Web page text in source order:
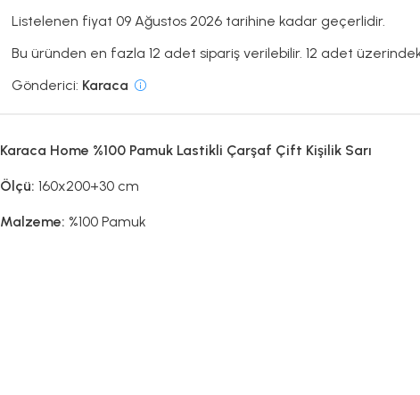
Listelenen fiyat 09 Ağustos 2026 tarihine kadar geçerlidir.
Bu üründen en fazla 12 adet sipariş verilebilir. 12 adet
Gönderici: Karaca
Karaca Home %100 Pamuk Lastikli Çarşaf Çift Kişilik Sarı
Ölçü:160x200+30 cm
Malzeme: %100 Pamuk